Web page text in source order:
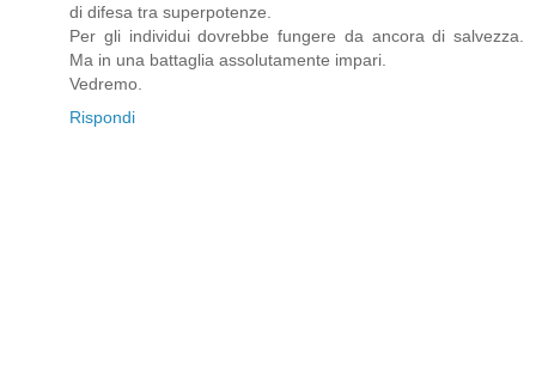
di difesa tra superpotenze.
Per gli individui dovrebbe fungere da ancora di salvezza.
Ma in una battaglia assolutamente impari.
Vedremo.
Rispondi